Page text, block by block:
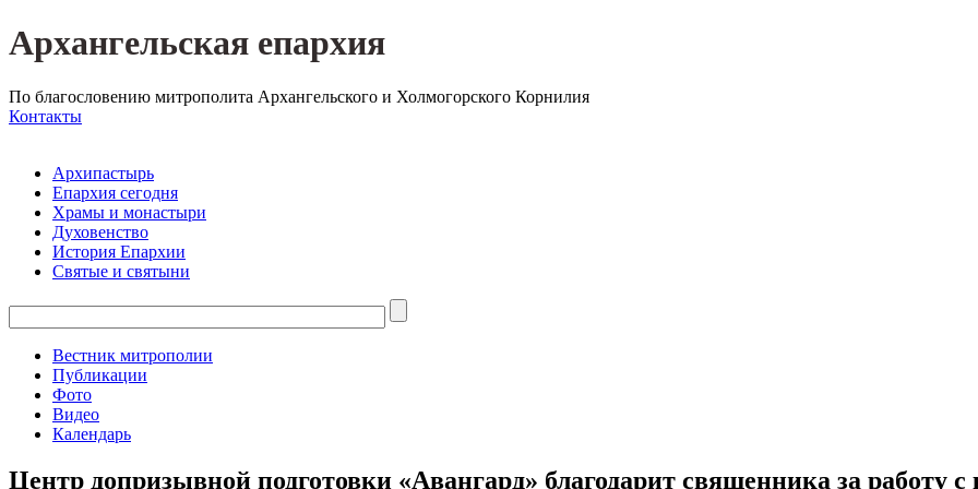
Архангельская епархия
По благословению митрополита Архангельского и Холмогорского Корнилия
Контакты
Архипастырь
Епархия сегодня
Храмы и монастыри
Духовенство
История Епархии
Святые и святыни
Вестник митрополии
Публикации
Фото
Видео
Календарь
Центр допризывной подготовки «Авангард» благодарит священника за работу с